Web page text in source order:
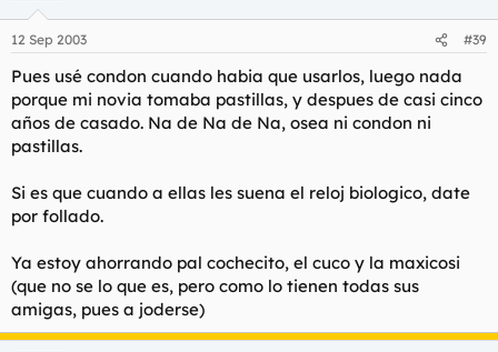
12 Sep 2003 #39
Pues usé condon cuando habia que usarlos, luego nada
porque mi novia tomaba pastillas, y despues de casi cinco
años de casado. Na de Na de Na, osea ni condon ni
pastillas.
Si es que cuando a ellas les suena el reloj biologico, date
por follado.
Ya estoy ahorrando pal cochecito, el cuco y la maxicosi
(que no se lo que es, pero como lo tienen todas sus
amigas, pues a joderse)